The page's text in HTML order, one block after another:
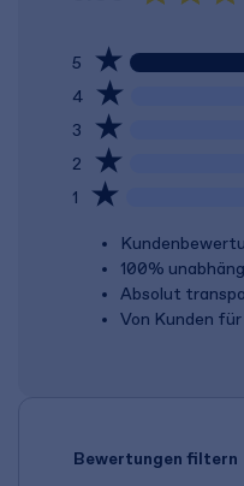
5
4
3
2
1
100%
Absolut
Von Kunden
Bewertungen filtern